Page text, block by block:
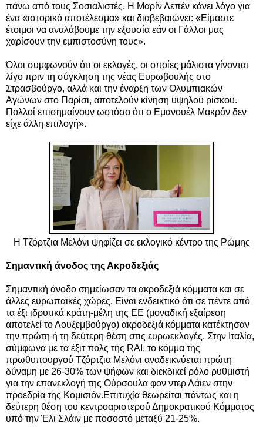
πάνω από τους Σοσιαλιστές. Η Μαρίν Λεπέν κάνει λόγο για
ένα «ιστορικό αποτέλεσμα» και διαβεβαιώνει: «Είμαστε
έτοιμοι να αναλάβουμε την εξουσία εάν οι Γάλλοι μας
χαρίσουν την εμπιστοσύνη τους».
Όλοι συμφωνούν ότι οι εκλογές, οι οποίες μάλιστα γίνονται
λίγο πριν τη σύγκληση της νέας Ευρωβουλής στο
Στρασβούργο, αλλά και την έναρξη των Ολυμπιακών
Αγώνων στο Παρίσι, αποτελούν κίνηση υψηλού ρίσκου.
Πολλοί επισημαίνουν ωστόσο ότι ο Εμανουέλ Μακρόν δεν
είχε άλλη επιλογή».
Η Τζόρτζια Μελόνι ψηφίζει σε εκλογικό κέντρο της Ρώμης
Σημαντική άνοδος της Ακροδεξιάς
Σημαντική άνοδο σημείωσαν τα ακροδεξιά κόμματα και σε
άλλες ευρωπαϊκές χώρες. Είναι ενδεικτικό ότι σε πέντε από
τα έξι ιδρυτικά κράτη-μέλη της ΕΕ (μοναδική εξαίρεση
αποτελεί το Λουξεμβούργο) ακροδεξιά κόμματα κατέκτησαν
την πρώτη ή τη δεύτερη θέση στις ευρωεκλογές. Στην Ιταλία,
σύμφωνα με τα έξιτ πολς της RAI, το κόμμα της
πρωθυπουργού Τζόρτζια Μελόνι αναδεικνύεται πρώτη
δύναμη με 26-30% των ψήφων και διεκδικεί ρόλο ρυθμιστή
για την επανεκλογή της Ούρσουλα φον ντερ Λάιεν στην
προεδρία της Κομισιόν.Επιτυχία θεωρείται πάντως και η
δεύτερη θέση του κεντροαριστερού Δημοκρατικού Κόμματος
υπό την Έλι Σλάιν με ποσοστό μεταξύ 21-25%.